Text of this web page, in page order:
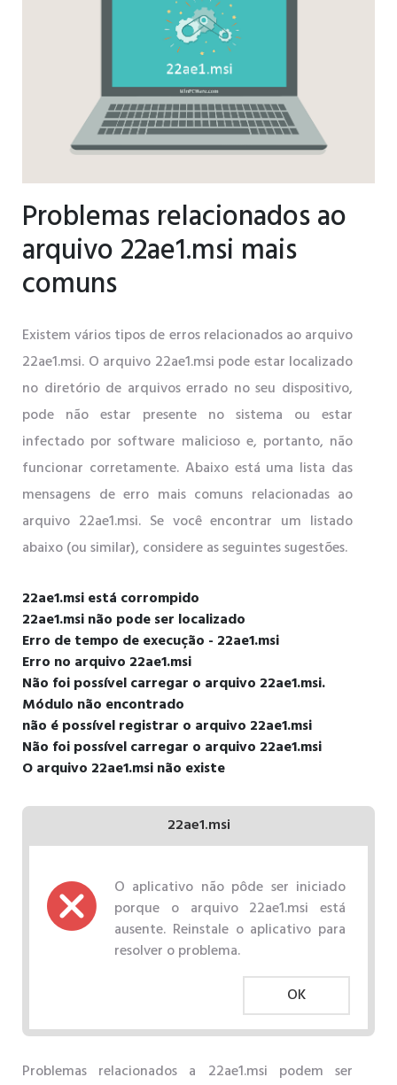
Problemas relacionados ao
arquivo 22ae1.msi mais
comuns
Existem vários tipos de erros relacionados ao arquivo
22ae1.msi. O arquivo 22ae1.msi pode estar localizado
no diretório de arquivos errado no seu dispositivo,
pode não estar presente no sistema ou estar
infectado por software malicioso e, portanto, não
funcionar corretamente. Abaixo está uma lista das
mensagens de erro mais comuns relacionadas ao
arquivo 22ae1.msi. Se você encontrar um listado
abaixo (ou similar), considere as seguintes sugestões.
22ae1.msi está corrompido
22ae1.msi não pode ser localizado
Erro de tempo de execução - 22ae1.msi
Erro no arquivo 22ae1.msi
Não foi possível carregar o arquivo 22ae1.msi.
Módulo não encontrado
não é possível registrar o arquivo 22ae1.msi
Não foi possível carregar o arquivo 22ae1.msi
O arquivo 22ae1.msi não existe
22ae1.msi
O aplicativo não pôde ser iniciado
porque o arquivo 22ae1.msi está
ausente. Reinstale o aplicativo para
resolver o problema.
OK
Problemas relacionados a 22ae1.msi podem ser